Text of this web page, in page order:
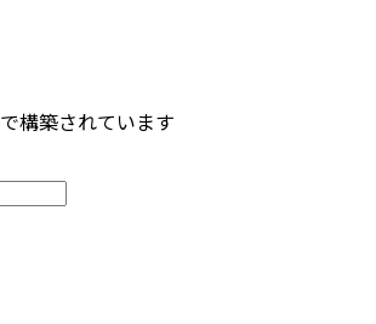
で構築されています